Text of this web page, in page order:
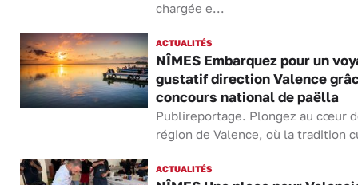
chargée e...
ACTUALITÉS
NÎMES Embarquez pour un
gustatif direction Valence
concours national de paëlla
Publireportage. Plongez au cœur
région de Valence, où la tradition
ACTUALITÉS